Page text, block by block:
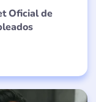
Oficial de